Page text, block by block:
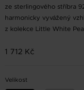
ze sterlingového stříbra
harmonicky vyvážený
z kolekce Little White
1 712 Kč
Velikost